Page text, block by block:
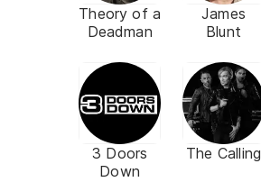
Theory of a
Deadman
James
Blunt
3 Doors
Down
The Calling